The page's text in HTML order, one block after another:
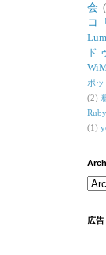
会
コ
ド
ポ
(2)
Ruby
(1)
広告